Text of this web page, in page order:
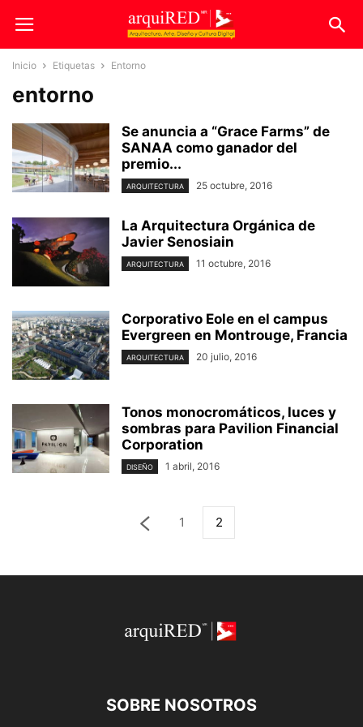
Inicio Etiquetas Entorno
entorno
Se anuncia a “Grace Farms” de
SANAA como ganador del
premio...
ARQUITECTURA 25 octubre, 2016
La Arquitectura Orgánica de
Javier Senosiain
ARQUITECTURA 11 octubre, 2016
Corporativo Eole en el campus
Evergreen en Montrouge, Francia
ARQUITECTURA 20 julio, 2016
Tonos monocromáticos, luces y
sombras para Pavilion Financial
Corporation
DISEÑO 1 abril, 2016
1 2
SOBRE NOSOTROS